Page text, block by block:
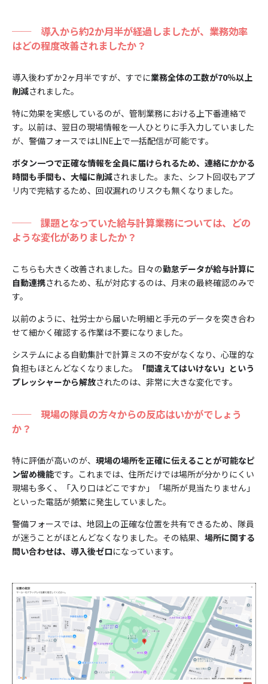
── 導入から約2か月半が経過しましたが、業務効率
はどの程度改善されましたか？
導入後わずか2ヶ月半ですが、すでに業務全体の工数が70％以上
削減されました。
特に効果を実感しているのが、管制業務における上下番連絡で
す。以前は、翌日の現場情報を一人ひとりに手入力していました
が、警備フォースではLINE上で一括配信が可能です。
ボタン一つで正確な情報を全員に届けられるため、連絡にかかる
時間も手間も、大幅に削減されました。また、シフト回収もアプ
リ内で完結するため、回収漏れのリスクも無くなりました。
── 課題となっていた給与計算業務については、どの
ような変化がありましたか？
こちらも大きく改善されました。日々の勤怠データが給与計算に
自動連携されるため、私が対応するのは、月末の最終確認のみで
す。
以前のように、社労士から届いた明細と手元のデータを突き合わ
せて細かく確認する作業は不要になりました。
システムによる自動集計で計算ミスの不安がなくなり、心理的な
負担もほとんどなくなりました。
「間違えてはいけない」という
プレッシャーから解放されたのは、非常に大きな変化です。
── 現場の隊員の方々からの反応はいかがでしょう
か？
特に評価が高いのが、 現場の場所を正確に伝えることが可能なピ
ン留め機能です。これまでは、住所だけでは場所が分かりにくい
現場も多く、「入り口はどこですか」「場所が見当たりません」
といった電話が頻繁に発生していました。
警備フォースでは、地図上の正確な位置を共有できるため、隊員
が迷うことがほとんどなくなりました。その結果、 場所に関する
問い合わせは、導入後ゼロになっています。